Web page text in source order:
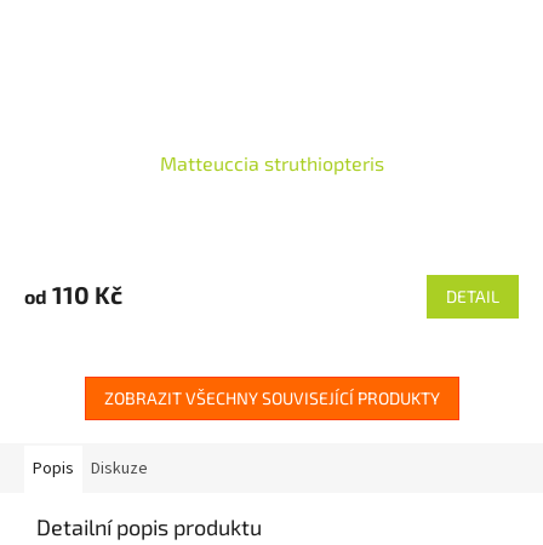
Matteuccia struthiopteris
od 110 Kč DETAIL
ZOBRAZIT VŠECHNY SOUVISEJÍCÍ PRODUKTY
Popis Diskuze
Detailní popis produktu